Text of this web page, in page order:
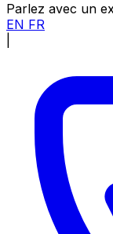
Parlez avec un
EN FR